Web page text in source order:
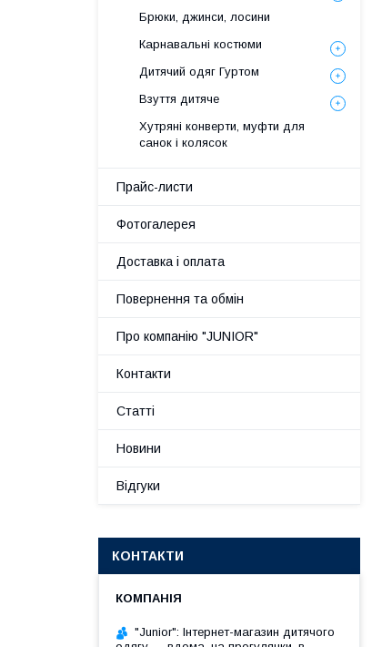
Брюки, джинси, лосини
Карнавальні костюми
Дитячий одяг Гуртом
Взуття дитяче
Хутряні конверти, муфти для
санок і колясок
Прайс-листи
Фотогалерея
Доставка і оплата
Повернення та обмін
Про компанію "JUNIOR"
Контакти
Статті
Новини
Відгуки
КОНТАКТИ
"Junior": Інтернет-магазин дитячого